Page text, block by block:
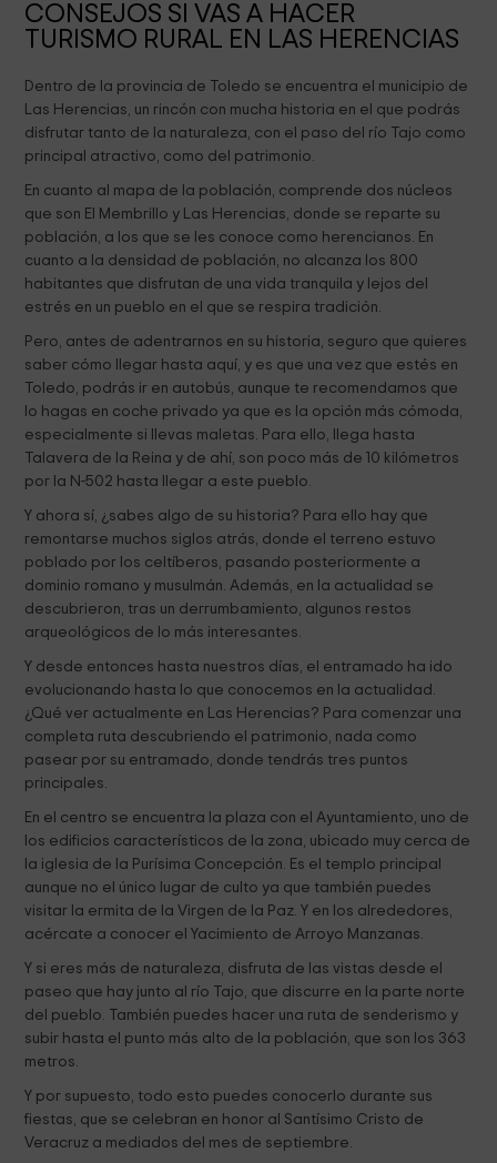
CONSEJOS SI VAS A HACER
TURISMO RURAL EN LAS HERENCIAS
Dentro de la provincia de Toledo se encuentra el municipio de
Las Herencias, un rincón con mucha historia en el que podrás
disfrutar tanto de la naturaleza, con el paso del río Tajo como
principal atractivo, como del patrimonio.
En cuanto al mapa de la población, comprende dos núcleos
que son El Membrillo y Las Herencias, donde se reparte su
población, a los que se les conoce como herencianos. En
cuanto a la densidad de población, no alcanza los 800
habitantes que disfrutan de una vida tranquila y lejos del
estrés en un pueblo en el que se respira tradición.
Pero, antes de adentrarnos en su historia, seguro que quieres
saber cómo llegar hasta aquí, y es que una vez que estés en
Toledo, podrás ir en autobús, aunque te recomendamos que
lo hagas en coche privado ya que es la opción más cómoda,
especialmente si llevas maletas. Para ello, llega hasta
Talavera de la Reina y de ahí, son poco más de 10 kilómetros
por la N-502 hasta llegar a este pueblo.
Y ahora sí, ¿sabes algo de su historia? Para ello hay que
remontarse muchos siglos atrás, donde el terreno estuvo
poblado por los celtíberos, pasando posteriormente a
dominio romano y musulmán. Además, en la actualidad se
descubrieron, tras un derrumbamiento, algunos restos
arqueológicos de lo más interesantes.
Y desde entonces hasta nuestros días, el entramado ha ido
evolucionando hasta lo que conocemos en la actualidad.
¿Qué ver actualmente en Las Herencias? Para comenzar una
completa ruta descubriendo el patrimonio, nada como
pasear por su entramado, donde tendrás tres puntos
principales.
En el centro se encuentra la plaza con el Ayuntamiento, uno de
los edificios característicos de la zona, ubicado muy cerca de
la iglesia de la Purísima Concepción. Es el templo principal
aunque no el único lugar de culto ya que también puedes
visitar la ermita de la Virgen de la Paz. Y en los alrededores,
acércate a conocer el Yacimiento de Arroyo Manzanas.
Y si eres más de naturaleza, disfruta de las vistas desde el
paseo que hay junto al río Tajo, que discurre en la parte norte
del pueblo. También puedes hacer una ruta de senderismo y
subir hasta el punto más alto de la población, que son los 363
metros.
Y por supuesto, todo esto puedes conocerlo durante sus
fiestas, que se celebran en honor al Santísimo Cristo de
Veracruz a mediados del mes de septiembre.